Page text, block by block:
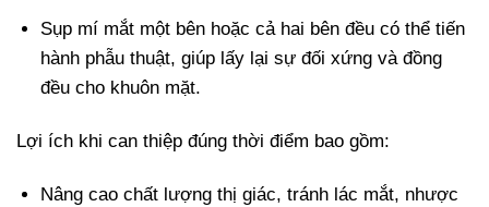
Sụp mí mắt một bên hoặc cả hai bên đều có thể tiến
hành phẫu thuật, giúp lấy lại sự đối xứng và đồng
đều cho khuôn mặt.
Lợi ích khi can thiệp đúng thời điểm bao gồm:
Nâng cao chất lượng thị giác, tránh lác mắt, nhược